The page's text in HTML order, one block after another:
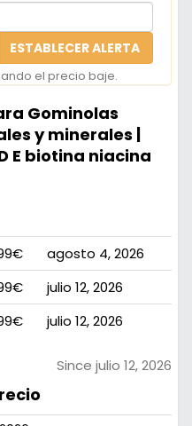
ESTABLECER ALERTA
el precio baje.
Gominolas
y minerales |
E biotina niacina
agosto 4, 2026
julio 12, 2026
julio 12, 2026
Since julio 12, 2026